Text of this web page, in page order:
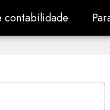
contabilidade
contabilidade